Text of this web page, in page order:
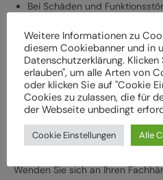
Bei Schäden und
überprüft werden
Lassen Sie das Fahrrad
Herstellervorgaben
überprüfen und warten, um
verschleißbedingt, zu
Halten Sie die angegebenen
Montage von Bauteilen ein
Wenden Sie sich an Ihren
Weitere Informationen zu
diesem Cookiebanner und in
Datenschutzerklärung.
erlauben", um alle Arten von
oder klicken Sie auf "Cookie
Cookies zu zulassen, die für
der Webseite unbedingt
Cookie Einstellungen Alle